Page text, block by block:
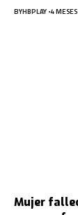
BYHBPLAY 4
Mujer